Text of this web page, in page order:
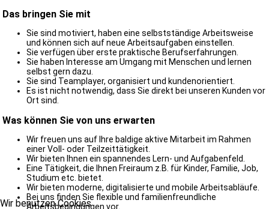
Das bringen Sie mit
Sie sind motiviert, haben eine selbstständige Arbeitsweise
und können sich auf neue Arbeitsaufgaben einstellen.
Sie verfügen über erste praktische Berufserfahrungen.
Sie haben Interesse am Umgang mit Menschen und lernen
selbst gern dazu.
Sie sind Teamplayer, organisiert und kundenorientiert.
Es ist nicht notwendig, dass Sie direkt bei unseren Kunden vor
Ort sind.
Was können Sie von uns erwarten
Wir freuen uns auf Ihre baldige aktive Mitarbeit im Rahmen
einer Voll- oder Teilzeittätigkeit.
Wir bieten Ihnen ein spannendes Lern- und Aufgabenfeld.
Eine Tätigkeit, die Ihnen Freiraum z.B. für Kinder, Familie, Job,
Studium etc. bietet.
Wir bieten moderne, digitalisierte und mobile Arbeitsabläufe.
Bei uns finden Sie flexible und familienfreundliche
Arbeitsbedingungen vor.
Wir benutzen Cookies